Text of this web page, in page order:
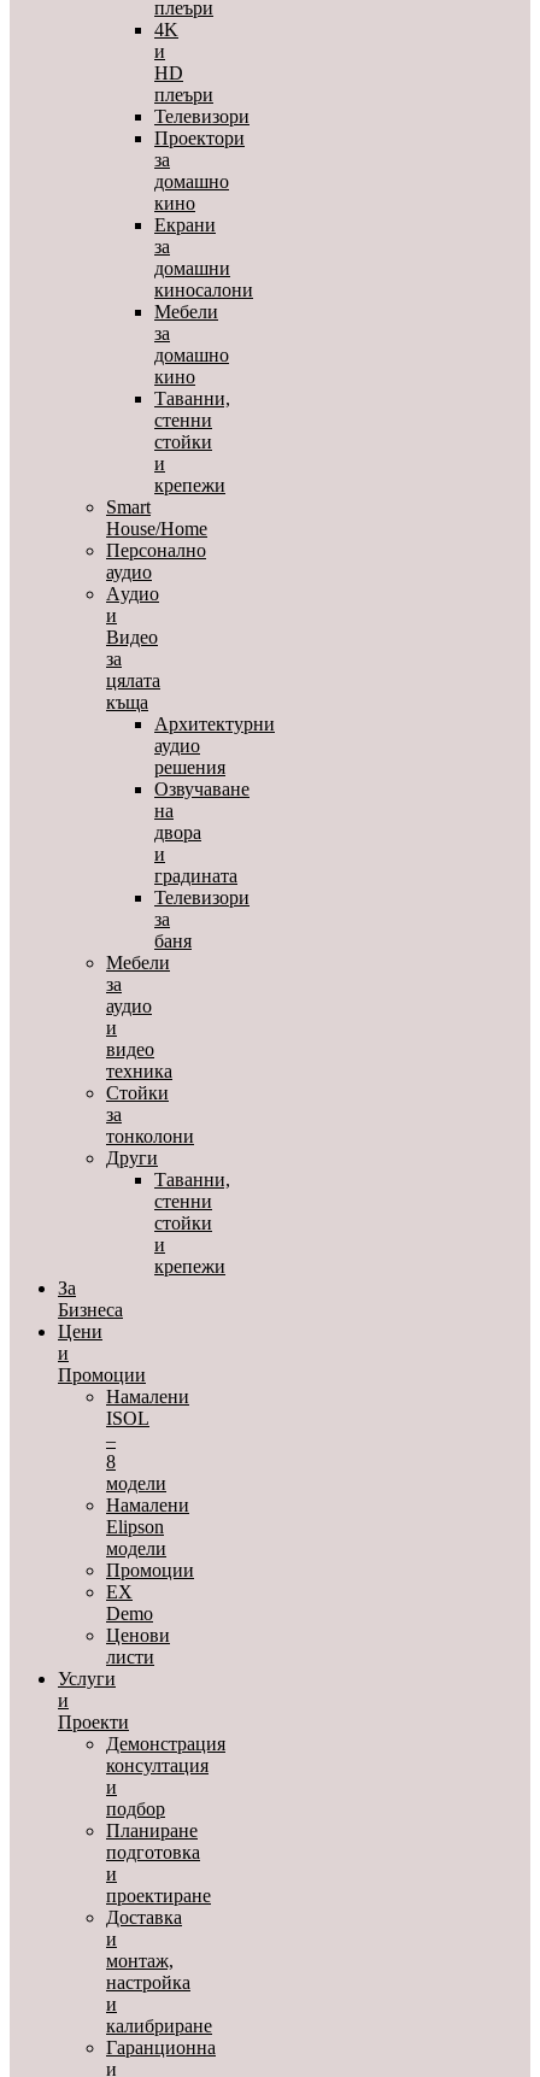
плеъри
4K
и
HD
плеъри
Телевизори
Проектори
за
домашно
кино
Екрани
за
домашни
киносалони
Мебели
за
домашно
кино
Таванни,
стенни
стойки
и
крепежи
Smart
House/Home
Персонално
аудио
Aудио
и
Видео
за
цялата
къща
Архитектурни
аудио
решения
Озвучаване
на
двора
и
градината
Телевизори
за
баня
Мебели
за
аудио
и
видео
техника
Стойки
за
тонколони
Други
Таванни,
стенни
стойки
и
крепежи
За
Бизнеса
Цени
и
Промоции
Намалени
ISOL
–
8
модели
Намалени
Elipson
модели
Промоции
EX
Demo
Ценови
листи
Услуги
и
Проекти
Демонстрация
консултация
и
подбор
Планиране
подготовка
и
проектиране
Доставка
и
монтаж,
настройка
и
калибриране
Гаранционна
и